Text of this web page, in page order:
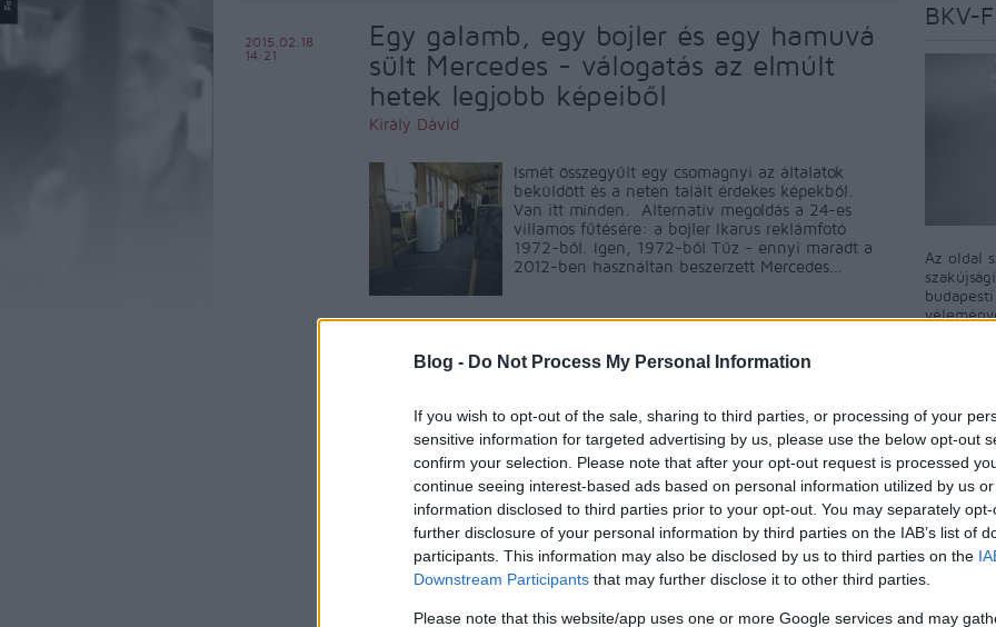
Blog - Do Not Process My Personal Information
If you wish to opt-out of the sale, sharing to third parties, or processing of your
sensitive information for targeted advertising by us, please use the below opt-out
confirm your selection. Please note that after your opt-out request is processed
continue seeing interest-based ads based on personal information utilized by us
information disclosed to third parties prior to your opt-out. You may separately
further disclosure of your personal information by third parties on the IAB’s list of
participants. This information may also be disclosed by us to third parties on the
Downstream Participants that may further disclose it to other third parties.
Please note that this website/app uses one or more Google services and may
Egy galamb, egy bojler és egy hamuvá
sült Mercedes - válogatás az elmúlt
hetek legjobb képeiből
Király Dávid
2015.02.18
14:21
Ismét összegyűlt egy csomagnyi az általatok
beküldött és a neten talált érdekes képekből.
Van itt minden. Alternatív megoldás a 24-es
villamos fűtésére: a bojler Ikarus reklámfotó
1972-ből. Igen, 1972-ből Tűz - ennyi maradt a
2012-ben használtan beszerzett Mercedes…
komment Címkék:fotó
Tetszik 0
BKV-
Az oldal
A blog
A BKV-
ért
a BKV-
talál,
nekünk!